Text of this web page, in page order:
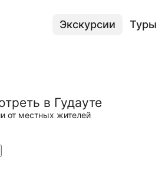
Экскурсии Туры
в Гудауте
от местных жителей